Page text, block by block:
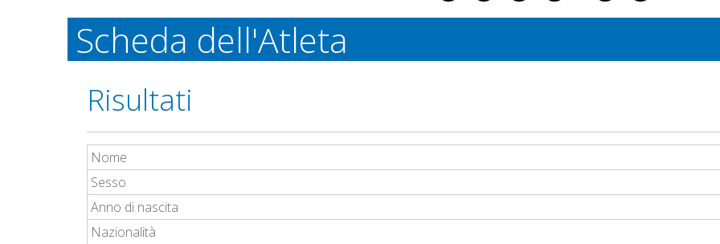
Scheda dell'Atleta
Risultati
Nome
Sesso
Anno di nascita
Nazionalità